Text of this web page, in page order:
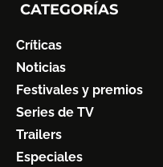
CATEGORÍAS
Críticas
Noticias
Festivales y premios
Series de TV
Trailers
Especiales